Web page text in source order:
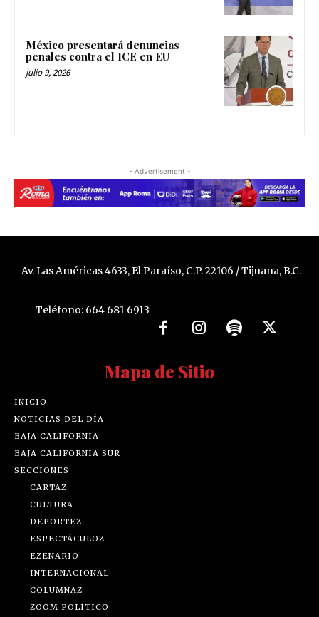
México presentará denuncias
penales contra el ICE en EU
julio 9, 2026
- Advertisement -
Av. Las Américas 4633, El Paraíso, C.P. 22106 / Tijuana, B.C.
Teléfono: 664 681 6913
Mapa de Sitio
INICIO
NOTICIAS DEL DÍA
BAJA CALIFORNIA
BAJA CALIFORNIA SUR
SECCIONES
CARTAZ
CULTURA
DEPORTEZ
ESPECTÁCULOZ
EZENARIO
INTERNACIONAL
COLUMNAZ
ZOOM POLÍTICO